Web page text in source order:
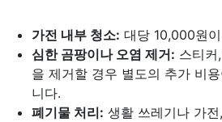
가전 내부 청소: 대당 10,000원
심한 곰팡이나 오염 제거: 스티커
을 제거할 경우 별도의 추가 비
니다.
폐기물 처리: 생활 쓰레기나 가